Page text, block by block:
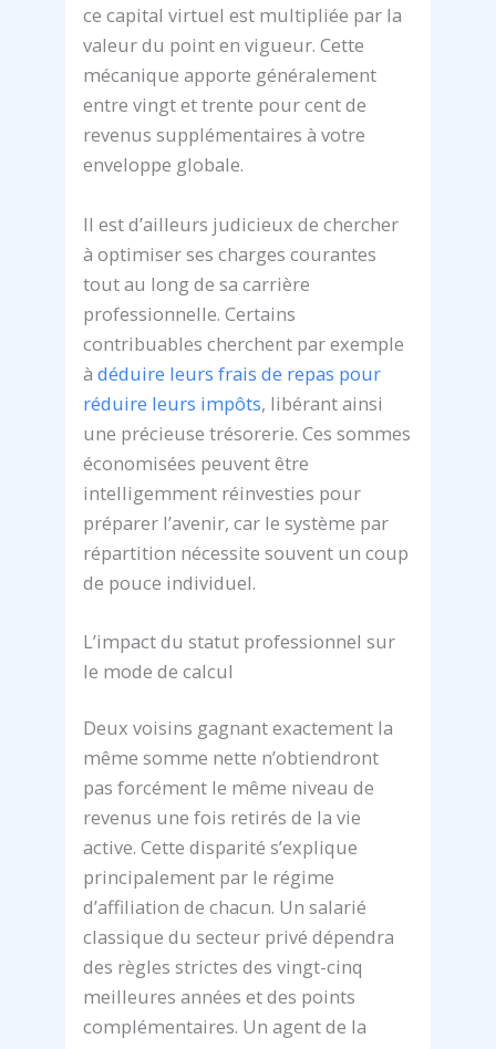
ce capital virtuel est multipliée par la
valeur du point en vigueur. Cette
mécanique apporte généralement
entre vingt et trente pour cent de
revenus supplémentaires à votre
enveloppe globale.
Il est d’ailleurs judicieux de chercher
à optimiser ses charges courantes
tout au long de sa carrière
professionnelle. Certains
contribuables cherchent par exemple
àdéduire leurs frais de repas pour
réduire leurs impôts, libérant ainsi
une précieuse trésorerie. Ces sommes
économisées peuvent être
intelligemment réinvesties pour
préparer l’avenir, car le système par
répartition nécessite souvent un coup
de pouce individuel.
L’impact du statut professionnel sur
le mode de calcul
Deux voisins gagnant exactement la
même somme nette n’obtiendront
pas forcément le même niveau de
revenus une fois retirés de la vie
active. Cette disparité s’explique
principalement par le régime
d’affiliation de chacun. Un salarié
classique du secteur privé dépendra
des règles strictes des vingt-cinq
meilleures années et des points
complémentaires. Un agent de la